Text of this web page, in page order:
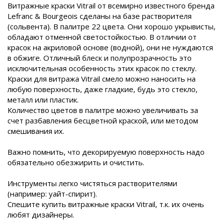
Витражные краски Vitrail от всемирно известного бренда
Lefranc & Bourgeois сделаны на базе растворителя
(сольвента). В палитре 22 цвета. Они хорошо укрывисты,
обладают отменной светостойкостью. В отличии от
красок на акриловой основе (водной), они не нуждаются
в обжиге. Отличный блеск и полупрозрачность это
исключительная особенность этих красок по стеклу.
Краски для витража Vitrail смело можно наносить на
любую поверхность, даже гладкие, будь это стекло,
металл или пластик.
Количество цветов в палитре можно увеличивать за
счет разбавления бесцветной краской, или методом
смешивания их.
Важно помнить, что декорируемую поверхность надо
обязательно обезжирить и очистить.
Инструменты легко чистяться растворителями
(например: уайт-спирит).
Спешите купить витражные краски Vitrail, т.к. их очень
любят дизайнеры.